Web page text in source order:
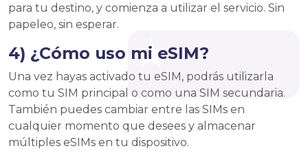
para tu destino, y comienza a utilizar el servicio. Sin
papeleo, sin esperar.
4) ¿Cómo uso mi eSIM?
Una vez hayas activado tu eSIM, podrás utilizarla
como tu SIM principal o como una SIM secundaria.
También puedes cambiar entre las SIMs en
cualquier momento que desees y almacenar
múltiples eSIMs en tu dispositivo.